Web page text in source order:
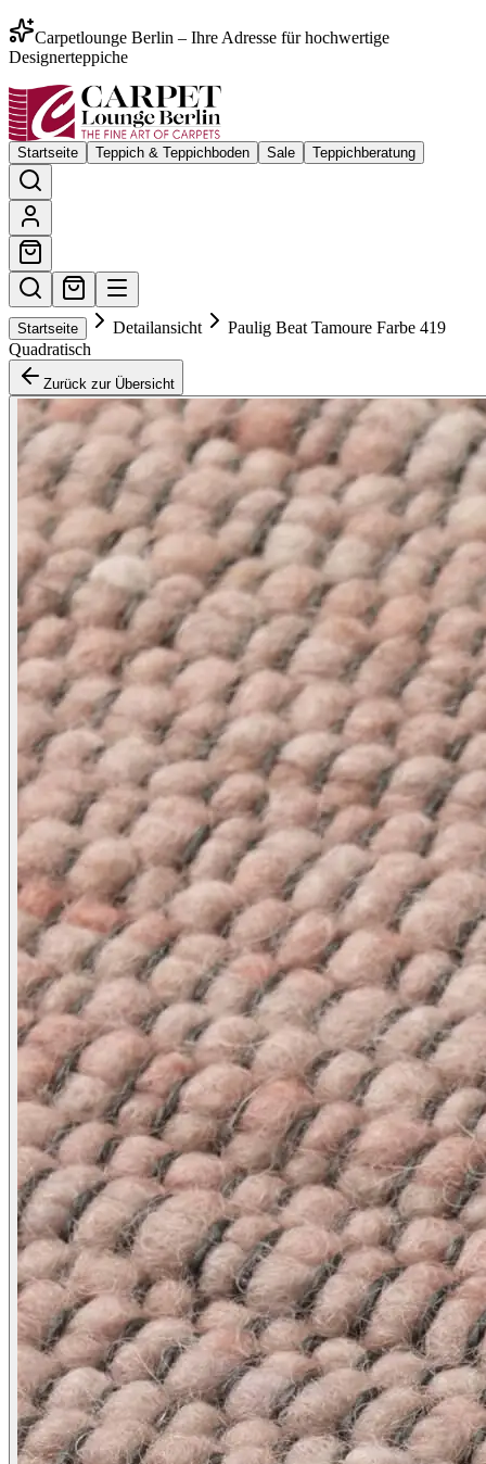
Carpetlounge Berlin – Ihre Adresse für hochwertige
Designerteppiche
Startseite Teppich & Teppichboden Sale Teppichberatung
Startseite Detailansicht
Paulig Beat Tamoure Farbe 419
Quadratisch
Zurück zur Übersicht